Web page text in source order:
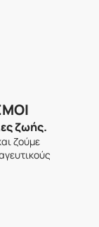
ζωής.
ζούμε